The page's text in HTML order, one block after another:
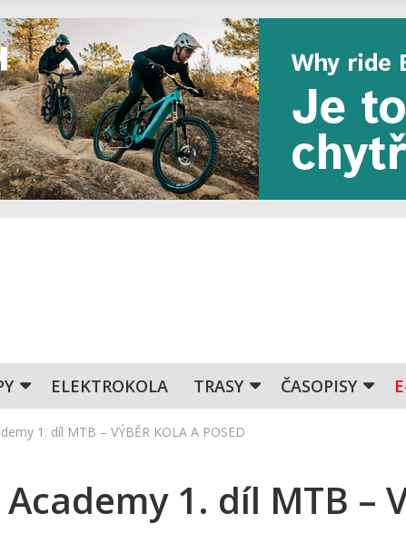
ELEKTROKOLA TRASY ČASOPISY
1. díl MTB – VÝBĚR KOLA A POSED
1. díl MTB –